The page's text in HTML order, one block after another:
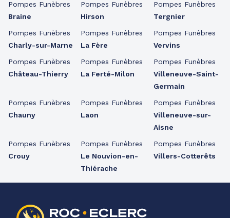
Pompes Funèbres
Braine
Pompes Funèbres
Charly-sur-Marne
Pompes Funèbres
Château-Thierry
Pompes Funèbres
Chauny
Pompes Funèbres
Crouy
Pompes Funèbres
Hirson
Pompes Funèbres
La Fère
Pompes Funèbres
La Ferté-Milon
Pompes Funèbres
Laon
Pompes Funèbres
Le Nouvion-en-
Thiérache
Pompes Funèbres
Tergnier
Pompes Funèbres
Vervins
Pompes Funèbres
Villeneuve-Saint-
Germain
Pompes Funèbres
Villeneuve-sur-
Aisne
Pompes Funèbres
Villers-Cotterêts